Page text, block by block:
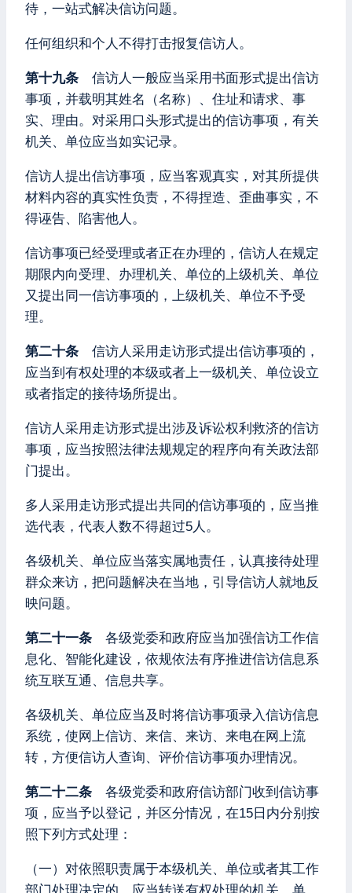
待，一站式解决信访问题。
任何组织和个人不得打击报复信访人。
第十九条 信访人一般应当采用书面形式提出信访
事项，并载明其姓名（名称）、住址和请求、事
实、理由。对采用口头形式提出的信访事项，有关
机关、单位应当如实记录。
信访人提出信访事项，应当客观真实，对其所提供
材料内容的真实性负责，不得捏造、歪曲事实，不
得诬告、陷害他人。
信访事项已经受理或者正在办理的，信访人在规定
期限内向受理、办理机关、单位的上级机关、单位
又提出同一信访事项的，上级机关、单位不予受
理。
第二十条 信访人采用走访形式提出信访事项的，
应当到有权处理的本级或者上一级机关、单位设立
或者指定的接待场所提出。
信访人采用走访形式提出涉及诉讼权利救济的信访
事项，应当按照法律法规规定的程序向有关政法部
门提出。
多人采用走访形式提出共同的信访事项的，应当推
选代表，代表人数不得超过5人。
各级机关、单位应当落实属地责任，认真接待处理
群众来访，把问题解决在当地，引导信访人就地反
映问题。
第二十一条 各级党委和政府应当加强信访工作信
息化、智能化建设，依规依法有序推进信访信息系
统互联互通、信息共享。
各级机关、单位应当及时将信访事项录入信访信息
系统，使网上信访、来信、来访、来电在网上流
转，方便信访人查询、评价信访事项办理情况。
第二十二条 各级党委和政府信访部门收到信访事
项，应当予以登记，并区分情况，在15日内分别按
照下列方式处理：
（一）对依照职责属于本级机关、单位或者其工作
部门处理决定的，应当转送有权处理的机关、单